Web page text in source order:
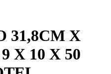
31,8CM X
X 10 X 50